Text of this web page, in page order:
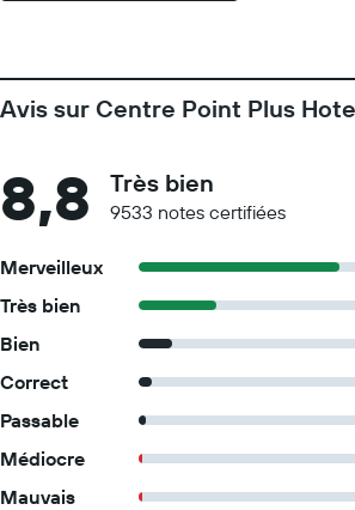
Avis sur Centre Point Plus
8,8 Très bien
9533 notes certifiées
Merveilleux
Très bien
Bien
Correct
Passable
Médiocre
Mauvais